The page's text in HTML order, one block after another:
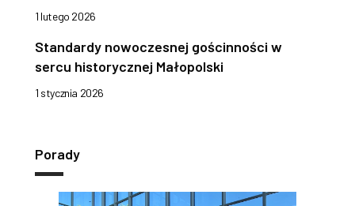
1 lutego 2026
Standardy nowoczesnej gościnności w
sercu historycznej Małopolski
1 stycznia 2026
Porady